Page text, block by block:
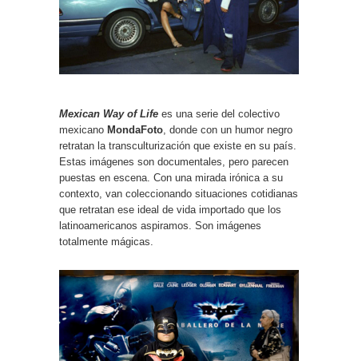
Mexican Way of Life es una serie del colectivo
mexicano MondaFoto , donde con un humor negro
retratan la transculturización que existe en su país.
Estas imágenes son documentales, pero parecen
puestas en escena. Con una mirada irónica a su
contexto, van coleccionando situaciones cotidianas
que retratan ese ideal de vida importado que los
latinoamericanos aspiramos. Son imágenes
totalmente mágicas.